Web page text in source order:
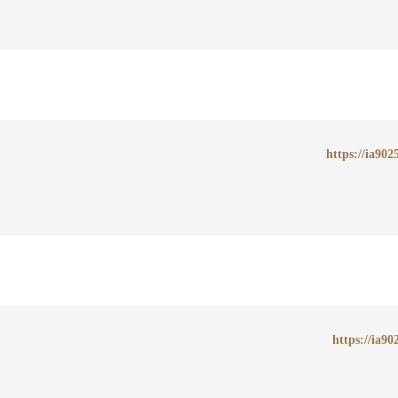
https://
https://